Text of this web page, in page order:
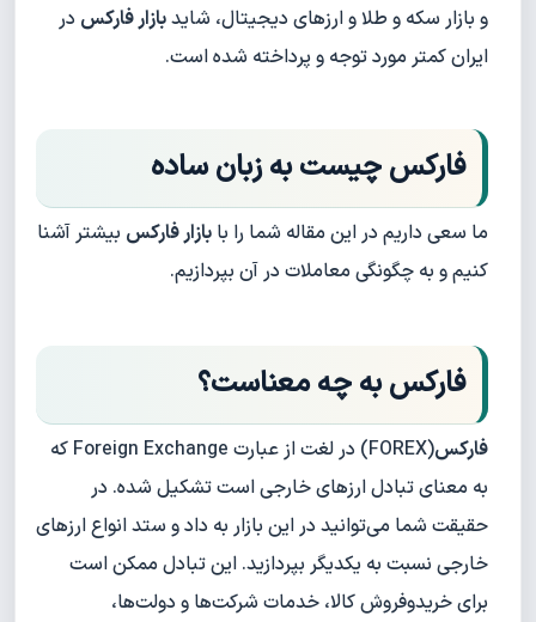
و بازار سکه و طلا و ارزهای دیجیتال، شایدبازار فارکس در
ایران کمتر مورد توجه و پرداخته شده است.
فارکس چیست به زبان ساده
ما سعی داریم در این مقاله شما را با بازار فارکس بیشتر آشنا
کنیم و به چگونگی معاملات در آن بپردازیم.
فارکس به چه معناست؟
فارکس
(FOREX) در لغت از عبارت Foreign Exchange که
به معنای تبادل ارزهای خارجی است تشکیل شده. در
حقیقت شما می‌توانید در این بازار به داد و ستد انواع ارزهای
خارجی نسبت به یکدیگر بپردازید. این تبادل ممکن است
برای خریدوفروش کالا، خدمات شرکت‌ها و دولت‌ها،